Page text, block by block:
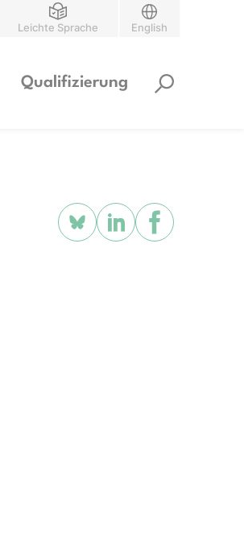
Leichte Sprache English
Qualifizierung